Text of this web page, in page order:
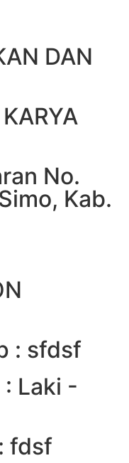
DAN
No.
Kab.
: sfdsf
Laki -
fdsf